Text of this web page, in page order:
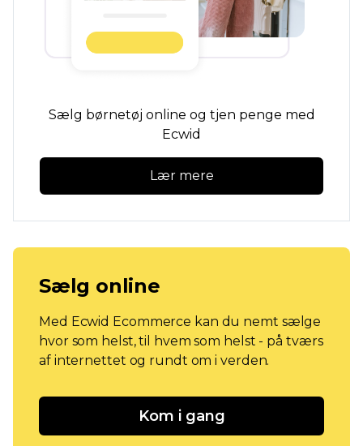
Sælg børnetøj online og tjen penge med
Ecwid
Lær mere
Sælg online
Med Ecwid Ecommerce kan du nemt sælge
hvor som helst, til hvem som helst - på tværs
af internettet og rundt om i verden.
Kom i gang